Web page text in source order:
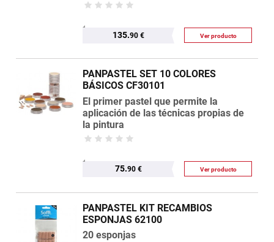
135.90 € Ver producto
PANPASTEL SET 10 COLORES
BÁSICOS CF30101
El primer pastel que permite la
aplicación de las técnicas propias de
la pintura
75.90 € Ver producto
PANPASTEL KIT RECAMBIOS
ESPONJAS 62100
20 esponjas